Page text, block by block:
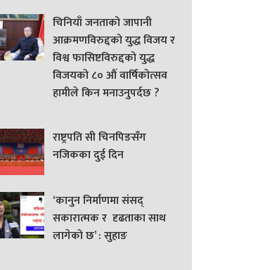
चिनियाँ जनताको जापानी
आक्रमणविरुद्दको युद्ध विजय र
विश्व फासिष्टविरुद्दको युद्ध
विजयको ८० औं वार्षिकोत्सव
हामीले किन मनाउनुपर्दछ ?
राष्ट्रपति सी चिनपिङसँग
नजिकका दुई दिन
‘कानुन निर्माणमा संसद्
सकारात्मक र दृढताका साथ
लागेको छ’ : सुहाङ